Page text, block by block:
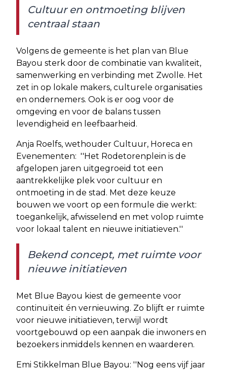
Cultuur en ontmoeting blijven
centraal staan
Volgens de gemeente is het plan van Blue
Bayou sterk door de combinatie van kwaliteit,
samenwerking en verbinding met Zwolle. Het
zet in op lokale makers, culturele organisaties
en ondernemers. Ook is er oog voor de
omgeving en voor de balans tussen
levendigheid en leefbaarheid.
Anja Roelfs, wethouder Cultuur, Horeca en
Evenementen: ''Het Rodetorenplein is de
afgelopen jaren uitgegroeid tot een
aantrekkelijke plek voor cultuur en
ontmoeting in de stad. Met deze keuze
bouwen we voort op een formule die werkt:
toegankelijk, afwisselend en met volop ruimte
voor lokaal talent en nieuwe initiatieven.''
Bekend concept, met ruimte voor
nieuwe initiatieven
Met Blue Bayou kiest de gemeente voor
continuïteit én vernieuwing. Zo blijft er ruimte
voor nieuwe initiatieven, terwijl wordt
voortgebouwd op een aanpak die inwoners en
bezoekers inmiddels kennen en waarderen.
Emi Stikkelman Blue Bayou: ''Nog eens vijf jaar